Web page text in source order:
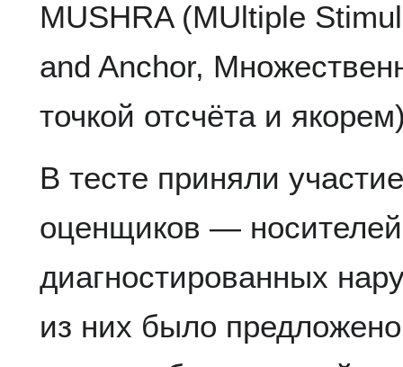
MUSHRA (MUltiple
and Anchor,
точкой отсчёта и
В тесте приняли
оценщиков — носителей
диагностированных
из них было